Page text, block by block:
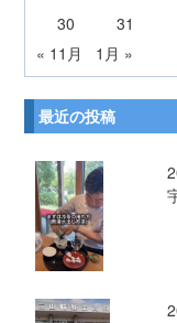
30
31
« 11月
1月 »
最近の投稿